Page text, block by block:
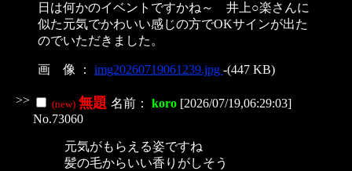
日は何かのイベントですかね～ 井上○楽さんに
似た元気でかわいい感じの方でOKサインが出た
のでいただきました。
画 像 ： img20260719061239.jpg -(447 KB)
>> (new) 無題 名前： koro [2026/07/19,06:29:03]
No.73060
元気がもらえる姿ですね
髪の毛からいい香りがしそう